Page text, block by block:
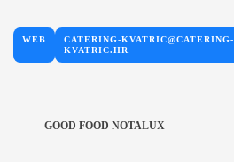
WEB
CATERING-KVATRIC@CATERING-
KVATRIC.HR
GOOD FOOD NOTALUX